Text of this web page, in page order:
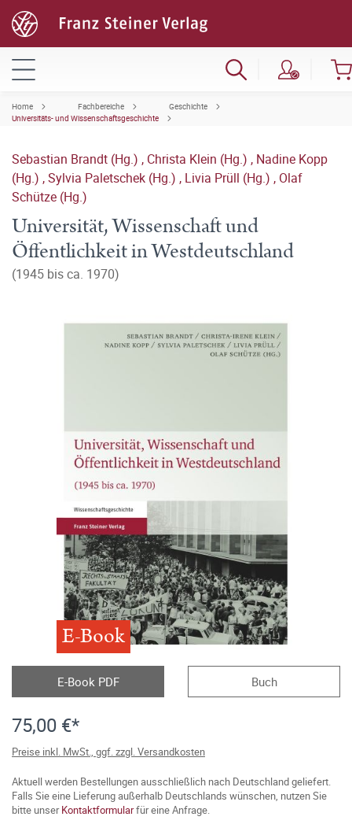
Home Fachbereiche
Geschichte
Universitäts- und Wissenschaftsgeschichte
Sebastian Brandt (Hg.) , Christa Klein (Hg.) , Nadine Kopp
(Hg.) ,Sylvia Paletschek (Hg.) , Livia Prüll (Hg.) , Olaf
Schütze (Hg.)
Universität, Wissenschaft und
Öffentlichkeit in Westdeutschland
(1945 bis ca. 1970)
E-Book
E-Book PDF Buch
75,00 €*
Preise inkl. MwSt., ggf. zzgl. Versandkosten
Aktuell werden Bestellungen ausschließlich nach Deutschland geliefert.
Falls Sie eine Lieferung außerhalb Deutschlands wünschen, nutzen Sie
bitte unserKontaktformularfür eine Anfrage.